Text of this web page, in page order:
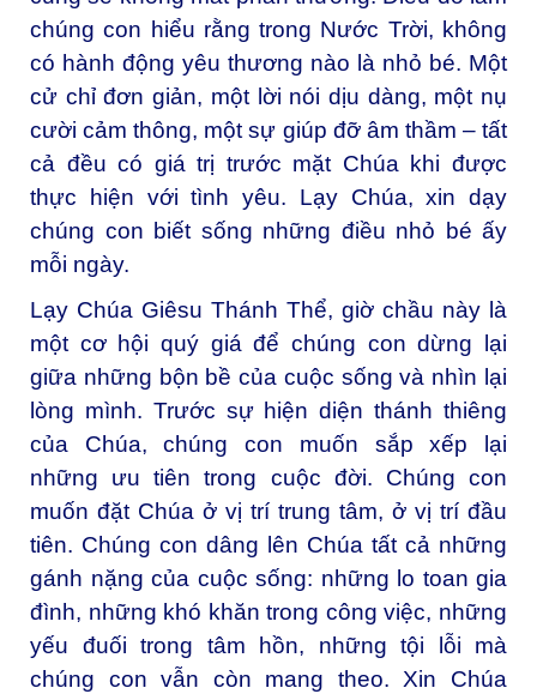
chúng con hiểu rằng trong Nước Trời, không
có hành động yêu thương nào là nhỏ bé. Một
cử chỉ đơn giản, một lời nói dịu dàng, một nụ
cười cảm thông, một sự giúp đỡ âm thầm – tất
cả đều có giá trị trước mặt Chúa khi được
thực hiện với tình yêu. Lạy Chúa, xin dạy
chúng con biết sống những điều nhỏ bé ấy
mỗi ngày.
Lạy Chúa Giêsu Thánh Thể, giờ chầu này là
một cơ hội quý giá để chúng con dừng lại
giữa những bộn bề của cuộc sống và nhìn lại
lòng mình. Trước sự hiện diện thánh thiêng
của Chúa, chúng con muốn sắp xếp lại
những ưu tiên trong cuộc đời. Chúng con
muốn đặt Chúa ở vị trí trung tâm, ở vị trí đầu
tiên. Chúng con dâng lên Chúa tất cả những
gánh nặng của cuộc sống: những lo toan gia
đình, những khó khăn trong công việc, những
yếu đuối trong tâm hồn, những tội lỗi mà
chúng con vẫn còn mang theo. Xin Chúa